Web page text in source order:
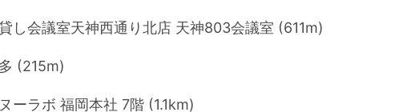
し会議室天神西通り北店 天神803会議室 (611m)
(215m)
ーラボ 福岡本社 7階 (1.1km)